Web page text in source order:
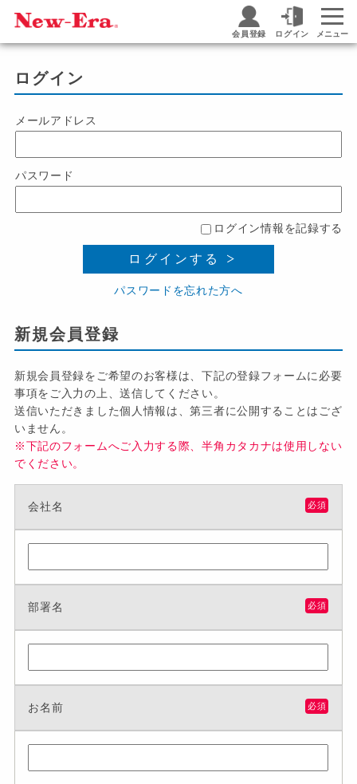
会員登録 ログイン メニュー
ログイン
メールアドレス
パスワード
ログイン情報を記録する
ログインする
パスワードを忘れた方へ
新規会員登録
新規会員登録をご希望のお客様は、下記の登録フォームに必要
事項をご入力の上、送信してください。
送信いただきました個人情報は、第三者に公開することはござ
いません。
※下記のフォームへご入力する際、半角カタカナは使用しない
でください。
会社名 必須
部署名 必須
お名前 必須